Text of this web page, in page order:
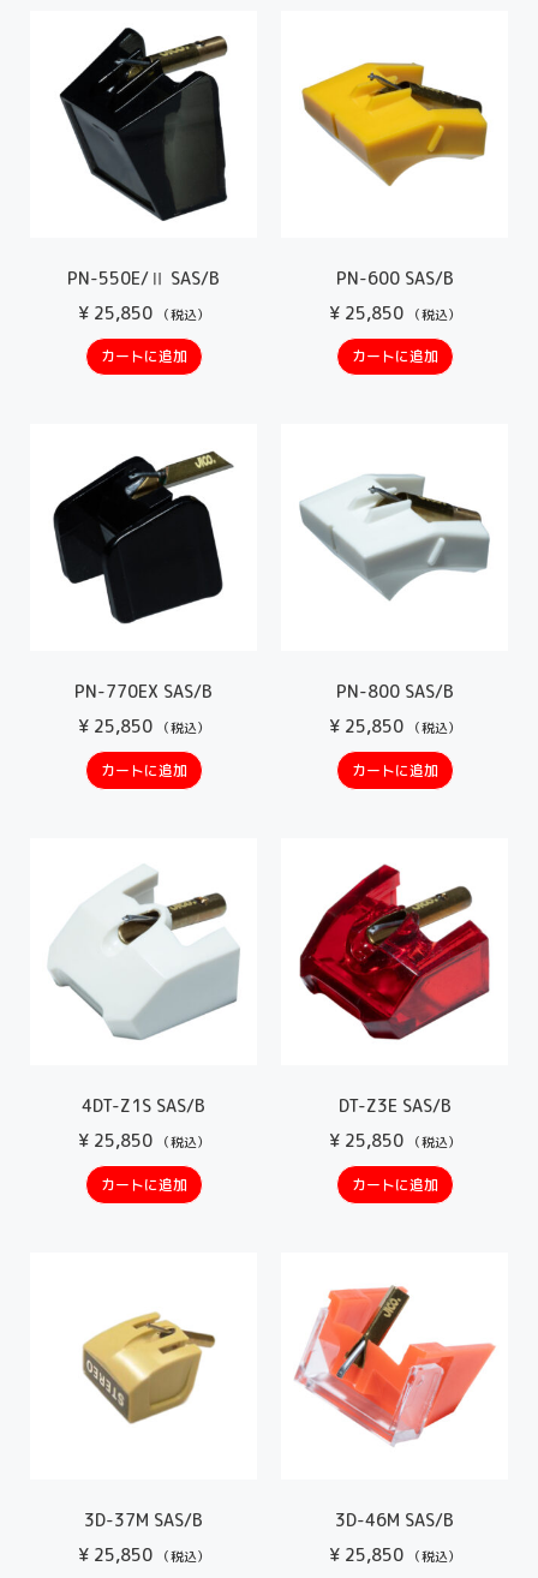
PN-550E/Ⅱ SAS/B
¥25,850 （税込）
カートに追加
PN-600 SAS/B
¥25,850 （税込）
カートに追加
PN-770EX SAS/B
¥25,850 （税込）
カートに追加
PN-800 SAS/B
¥25,850 （税込）
カートに追加
4DT-Z1S SAS/B
¥25,850 （税込）
カートに追加
DT-Z3E SAS/B
¥25,850 （税込）
カートに追加
3D-37M SAS/B
¥25,850 （税込）
3D-46M SAS/B
¥25,850 （税込）